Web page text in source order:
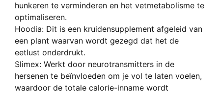
hunkeren te verminderen en het vetmetabolisme te
optimaliseren.
Hoodia: Dit is een kruidensupplement afgeleid van
een plant waarvan wordt gezegd dat het de
eetlust onderdrukt.
Slimex: Werkt door neurotransmitters in de
hersenen te beïnvloeden om je vol te laten voelen,
waardoor de totale calorie-inname wordt